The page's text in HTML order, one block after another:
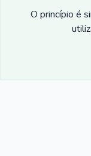
O princípio é